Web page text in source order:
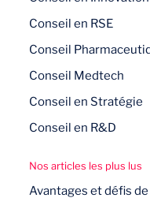
Conseil en RSE
Conseil
Conseil Medtech
Conseil en Stratégie
Conseil en R&D
Nos articles les plus lus
Avantages et défis